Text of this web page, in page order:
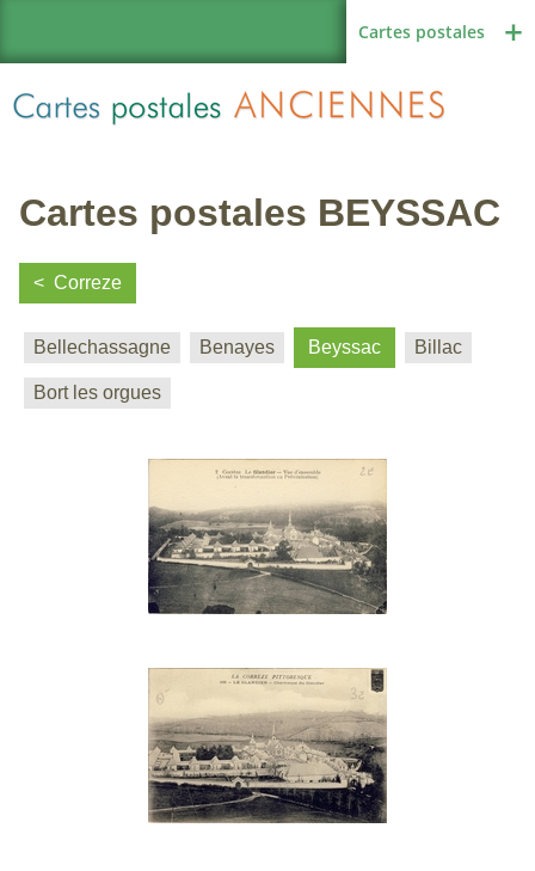
Cartes postales
Autres pays
Thèmes
Cartes postales BEYSSAC
Correze
Bellechassagne Benayes Beyssac Billac
Bort les orgues